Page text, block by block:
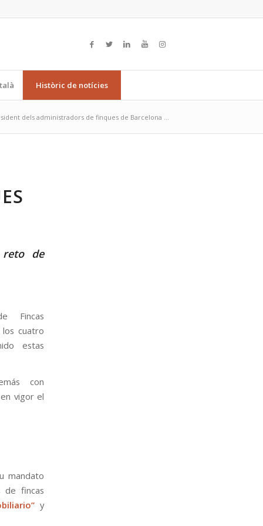
Històric de notícies
dels administradors de finques de Barcelona ...
de
Fincas
cuatro
estas
con
vigor el
mandato
de fincas
y